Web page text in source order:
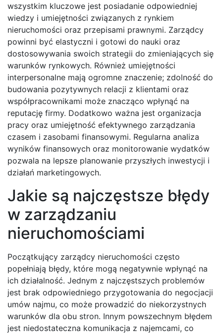
wszystkim kluczowe jest posiadanie odpowiedniej
wiedzy i umiejętności związanych z rynkiem
nieruchomości oraz przepisami prawnymi. Zarządcy
powinni być elastyczni i gotowi do nauki oraz
dostosowywania swoich strategii do zmieniających się
warunków rynkowych. Również umiejętności
interpersonalne mają ogromne znaczenie; zdolność do
budowania pozytywnych relacji z klientami oraz
współpracownikami może znacząco wpłynąć na
reputację firmy. Dodatkowo ważna jest organizacja
pracy oraz umiejętność efektywnego zarządzania
czasem i zasobami finansowymi. Regularna analiza
wyników finansowych oraz monitorowanie wydatków
pozwala na lepsze planowanie przyszłych inwestycji i
działań marketingowych.
Jakie są najczęstsze błędy
w zarządzaniu
nieruchomościami
Początkujący zarządcy nieruchomości często
popełniają błędy, które mogą negatywnie wpłynąć na
ich działalność. Jednym z najczęstszych problemów
jest brak odpowiedniego przygotowania do negocjacji
umów najmu, co może prowadzić do niekorzystnych
warunków dla obu stron. Innym powszechnym błędem
jest niedostateczna komunikacja z najemcami, co